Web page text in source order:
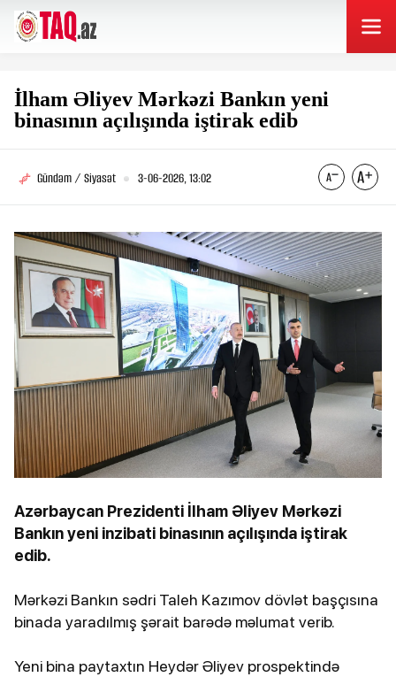
İlham Əliyev Mərkəzi Bankın yeni
binasının açılışında iştirak edib
Gündəm / Siyasət 3-06-2026, 13:02
Azərbaycan Prezidenti İlham Əliyev Mərkəzi
Bankın yeni inzibati binasının açılışında iştirak
edib.
Mərkəzi Bankın sədri Taleh Kazımov dövlət başçısına
binada yaradılmış şərait barədə məlumat verib.
Yeni bina paytaxtın Heydər Əliyev prospektində